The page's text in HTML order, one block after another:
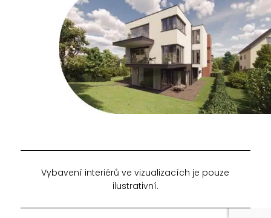
Vybavení interiérů ve vizualizacích je pouze
ilustrativní.